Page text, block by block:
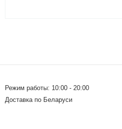
Режим работы: 10:00 - 20:00
Доставка по Беларуси